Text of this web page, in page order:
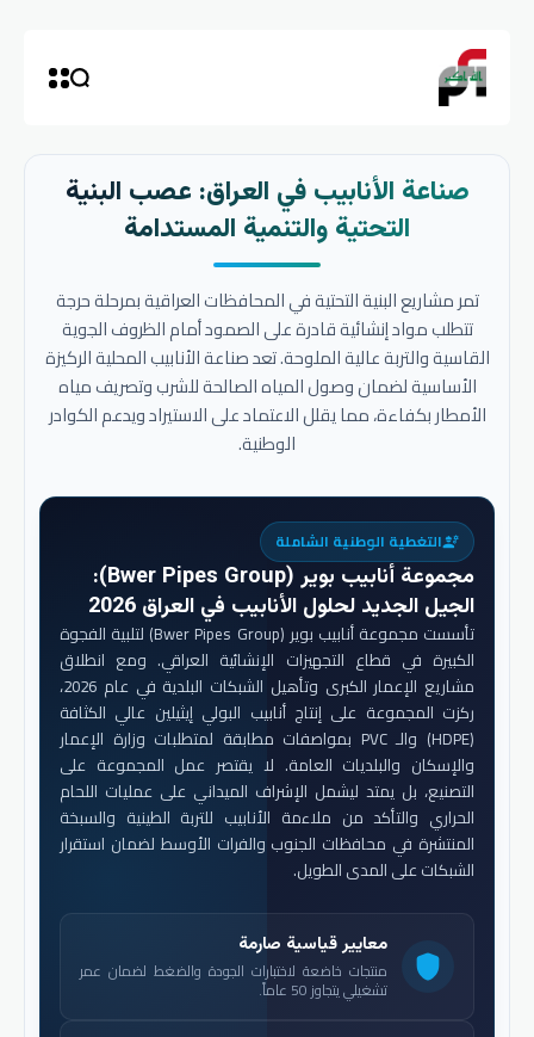
صناعة الأنابيب في العراق: عصب البنية
التحتية والتنمية المستدامة
تمر مشاريع البنية التحتية في المحافظات العراقية بمرحلة حرجة
تتطلب مواد إنشائية قادرة على الصمود أمام الظروف الجوية
القاسية والتربة عالية الملوحة. تعد صناعة الأنابيب المحلية الركيزة
الأساسية لضمان وصول المياه الصالحة للشرب وتصريف مياه
الأمطار بكفاءة، مما يقلل الاعتماد على الاستيراد ويدعم الكوادر
الوطنية.
engineeringالتغطية الوطنية الشاملة
مجموعة أنابيب بوير (Bwer Pipes Group)
:
الجيل الجديد لحلول الأنابيب في العراق 2026
تأسست مجموعة أنابيب بوير (Bwer Pipes Group) لتلبية الفجوة
الكبيرة في قطاع التجهيزات الإنشائية العراقي. ومع انطلاق
مشاريع الإعمار الكبرى وتأهيل الشبكات البلدية في عام 2026،
ركزت المجموعة على إنتاج أنابيب البولي إيثيلين عالي الكثافة
(HDPE) والـ PVC بمواصفات مطابقة لمتطلبات وزارة الإعمار
والإسكان والبلديات العامة. لا يقتصر عمل المجموعة على
التصنيع، بل يمتد ليشمل الإشراف الميداني على عمليات اللحام
الحراري والتأكد من ملاءمة الأنابيب للتربة الطينية والسبخة
المنتشرة في محافظات الجنوب والفرات الأوسط لضمان استقرار
الشبكات على المدى الطويل.
shield
معايير قياسية صارمة
منتجات خاضعة لاختبارات الجودة والضغط لضمان عمر
تشغيلي يتجاوز 50 عاماً.